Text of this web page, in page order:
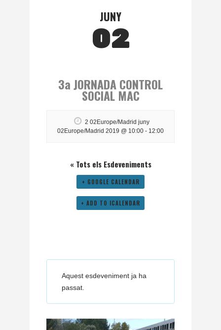
JUNY
02
3a JORNADA CONTROL
SOCIAL MAC
2 02Europe/Madrid juny
02Europe/Madrid 2019 @ 10:00 - 12:00
« Tots els Esdeveniments
+ GOOGLE CALENDAR
+ ADD TO ICALENDAR
Aquest esdeveniment ja ha
passat.